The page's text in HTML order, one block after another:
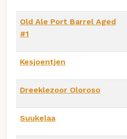
Old Ale Port Barrel Aged
#1
Kesjoentjen
Dreeklezoor Oloroso
Suukelaa